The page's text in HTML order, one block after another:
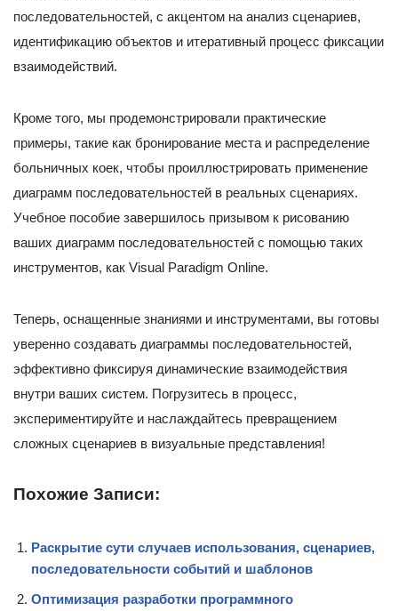
последовательностей, с акцентом на анализ сценариев,
идентификацию объектов и итеративный процесс фиксации
взаимодействий.
Кроме того, мы продемонстрировали практические
примеры, такие как бронирование места и распределение
больничных коек, чтобы проиллюстрировать применение
диаграмм последовательностей в реальных сценариях.
Учебное пособие завершилось призывом к рисованию
ваших диаграмм последовательностей с помощью таких
инструментов, как Visual Paradigm Online.
Теперь, оснащенные знаниями и инструментами, вы готовы
уверенно создавать диаграммы последовательностей,
эффективно фиксируя динамические взаимодействия
внутри ваших систем. Погрузитесь в процесс,
экспериментируйте и наслаждайтесь превращением
сложных сценариев в визуальные представления!
Похожие Записи:
Раскрытие сути случаев использования, сценариев,
последовательности событий и шаблонов
Оптимизация разработки программного